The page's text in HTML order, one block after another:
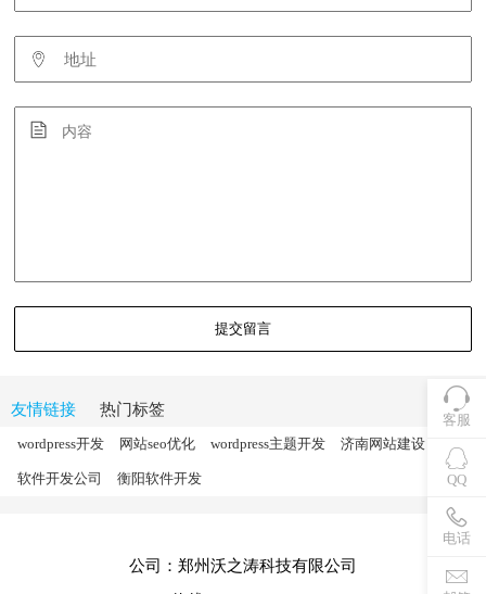
提交留言
友情链接 热门标签
wordpress开发 网站seo优化 wordpress主题开发 济南网站建设
软件开发公司 衡阳软件开发
客服
QQ
电话
公司：郑州沃之涛科技有限公司